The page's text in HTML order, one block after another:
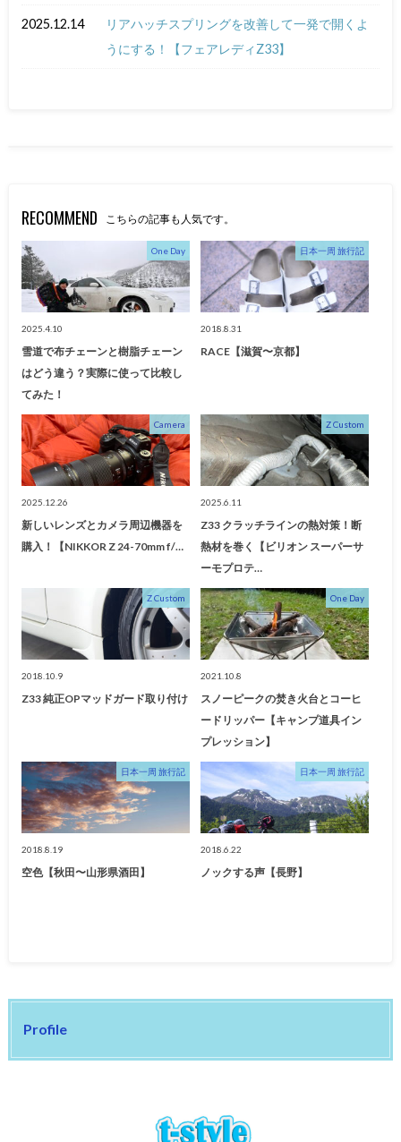
2025.12.14
リアハッチスプリングを改善して一発で開くよ
うにする！【フェアレディZ33】
RECOMMEND こちらの記事も人気です。
One Day
2025.4.10
雪道で布チェーンと樹脂チェーン
はどう違う？実際に使って比較し
てみた！
日本一周 旅行記
2018.8.31
RACE【滋賀〜京都】
Camera
2025.12.26
新しいレンズとカメラ周辺機器を
購入！【NIKKOR Z 24-70mm f/…
Z Custom
2025.6.11
Z33 クラッチラインの熱対策！断
熱材を巻く【ビリオン スーパーサ
ーモプロテ…
Z Custom
2018.10.9
Z33 純正OPマッドガード取り付け
One Day
2021.10.8
スノーピークの焚き火台とコーヒ
ードリッパー【キャンプ道具イン
プレッション】
日本一周 旅行記
2018.8.19
空色【秋田〜山形県酒田】
日本一周 旅行記
2018.6.22
ノックする声【長野】
Profile